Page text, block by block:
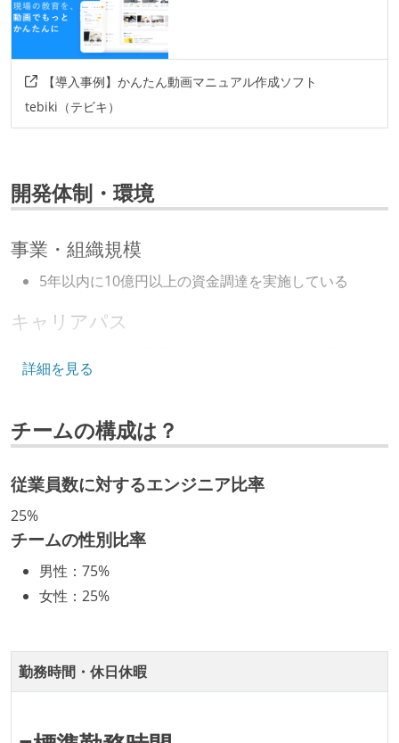
【導入事例】かんたん動画マニュアル作成ソフト
tebiki（テビキ）
開発体制・環境
事業・組織規模
5年以内に10億円以上の資金調達を実施している
キャリアパス
いる
割を持たない人がいる
CTO またはそれに準じる、技術やワークフローの標準
取締役（社内）または執行役員として、エンジニアリ
ング部門の人間が経営に参加している
経営トップがエンジニア出身、または現役のエンジニ
開発メンバーの裁量
OS やエディタ、IDE といった個人の環境は、各自の責
詳細を見る
チームの構成は？
従業員数に対するエンジニア比率
25%
チームの性別比率
男性 ： 75%
女性 ： 25%
勤務時間・休日休暇